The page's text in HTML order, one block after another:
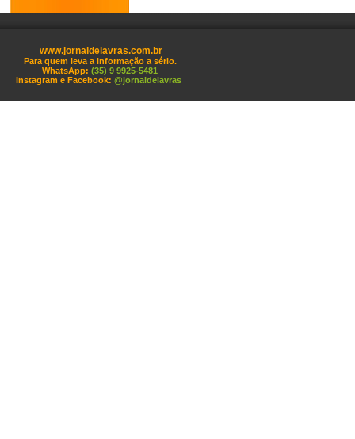
www.jornaldelavras.com.br
Para quem leva a informação a sério.
WhatsApp: (35) 9 9925-5481
Instagram e Facebook: @jornaldelavras